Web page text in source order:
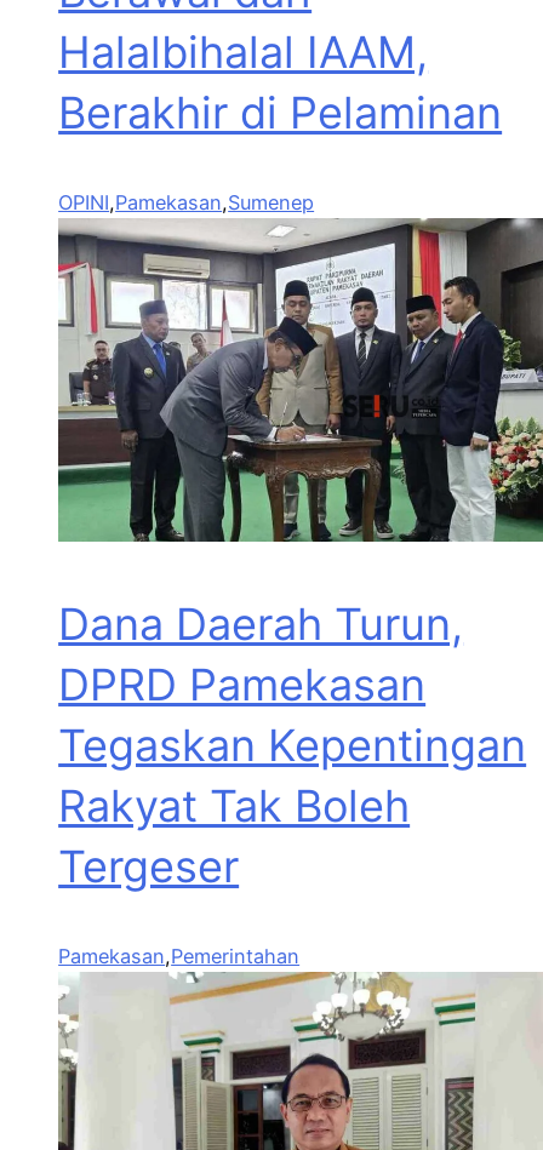
Halalbihalal IAAM,
Berakhir di Pelaminan
OPINI,Pamekasan,Sumenep
Dana Daerah Turun,
DPRD Pamekasan
Tegaskan Kepentingan
Rakyat Tak Boleh
Tergeser
Pamekasan,Pemerintahan